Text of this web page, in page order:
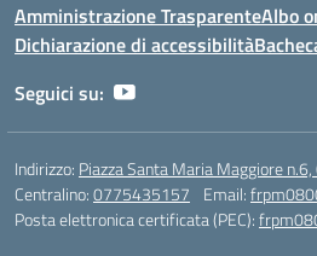
Amministrazione TrasparenteAlbo
Dichiarazione di accessibilità
Seguici su:
Indirizzo: Piazza Santa Maria Maggiore
Centralino:0775435157 Email:
Posta elettronica certificata (PEC):